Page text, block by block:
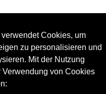
Cookies, um
zu personalisieren und
Mit der Nutzung
Verwendung von Cookies